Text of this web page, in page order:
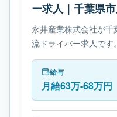
ー求人｜千葉県
永井産業株式会社が
流ドライバー求人で
りです。
給与
月給63万-68万円